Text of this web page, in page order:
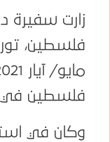
زارت سفيرة
فلسطين في
وكان في